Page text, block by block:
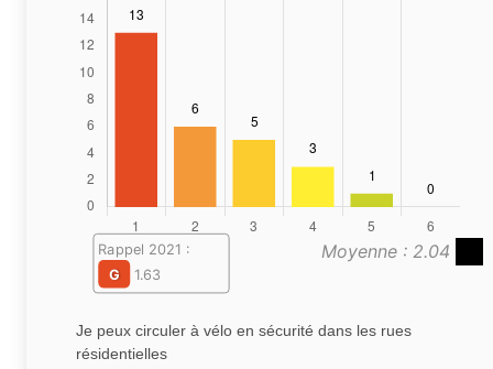
Moyenne : 2.04
Rappel 2021 :
G
1.63
Je peux circuler à vélo en sécurité dans les rues
résidentielles